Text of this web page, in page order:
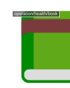
operation/health/book